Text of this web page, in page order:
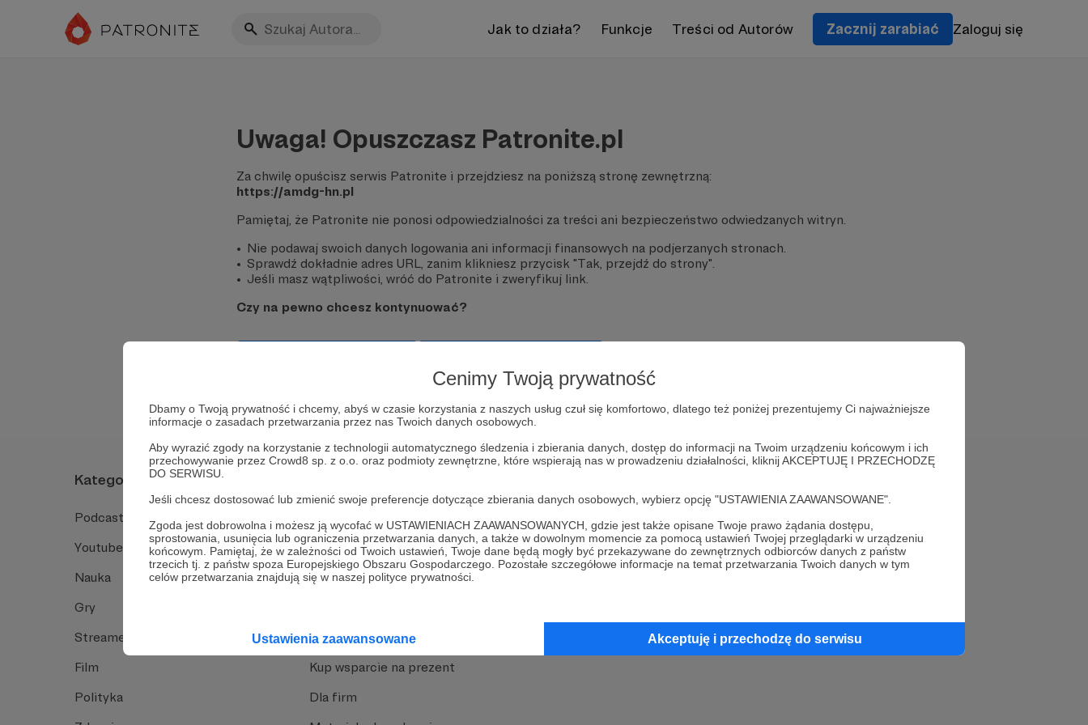
Cenimy Twoją prywatność
Dbamy o Twoją prywatność i chcemy, abyś w czasie korzystania z naszych usług czuł się komfortowo, dlatego też poniżej prezentujemy Ci najważniejsze
informacje o zasadach przetwarzania przez nas Twoich danych osobowych.
Aby wyrazić zgody na korzystanie z technologii automatycznego śledzenia i zbierania danych, dostęp do informacji na Twoim urządzeniu końcowym i ich
przechowywanie przez Crowd8 sp. z o.o. oraz podmioty zewnętrzne, które wspierają nas w prowadzeniu działalności, kliknij AKCEPTUJĘ I PRZECHODZĘ
DO SERWISU.
Jeśli chcesz dostosować lub zmienić swoje preferencje dotyczące zbierania danych osobowych, wybierz opcję "USTAWIENIA ZAAWANSOWANE".
Zgoda jest dobrowolna i możesz ją wycofać w USTAWIENIACH ZAAWANSOWANYCH, gdzie jest także opisane Twoje prawo żądania dostępu,
sprostowania, usunięcia lub ograniczenia przetwarzania danych, a także w dowolnym momencie za pomocą ustawień Twojej przeglądarki w urządzeniu
końcowym. Pamiętaj, że w zależności od Twoich ustawień, Twoje dane będą mogły być przekazywane do zewnętrznych odbiorców danych z państw
trzecich tj. z państw spoza Europejskiego Obszaru Gospodarczego. Pozostałe szczegółowe informacje na temat przetwarzania Twoich danych w tym
celów przetwarzania znajdują się w naszej polityce prywatności.
Ustawienia zaawansowane Akceptuję i przechodzę do serwisu
Jak to działa? Funkcje Treści od Autorów Zacznij zarabiać Zaloguj się
Uwaga! Opuszczasz Patronite.pl
Za chwilę opuścisz serwis Patronite i przejdziesz na poniższą stronę zewnętrzną:
https://amdg-hn.pl
Pamiętaj, że Patronite nie ponosi odpowiedzialności za treści ani bezpieczeństwo odwiedzanych witryn.
Nie podawaj swoich danych logowania ani informacji finansowych na podjerzanych stronach.
Sprawdź dokładnie adres URL, zanim klikniesz przycisk "Tak, przejdź do strony".
Jeśli masz wątpliwości, wróć do Patronite i zweryfikuj link.
Czy na pewno chcesz kontynuować?
Kategorie
Podcast
Youtube
Nauka
Gry
Streamerzy
Film
Polityka
Jak to działa
Funkcje Patronite
Dlaczego Patronite?
Opinie Twórców
Kup wsparcie na prezent
Dla firm
MCN Patronite
Suppi.pl
FAQ
Kontakt z zespołem Patronite